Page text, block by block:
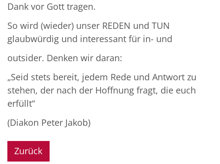
Dank vor Gott tragen.
So wird (wieder) unser REDEN und TUN
glaubwürdig und interessant für in- und
outsider. Denken wir daran:
„Seid stets bereit, jedem Rede und Antwort zu
stehen, der nach der Hoffnung fragt, die euch
erfüllt“
(Diakon Peter Jakob)
Zurück